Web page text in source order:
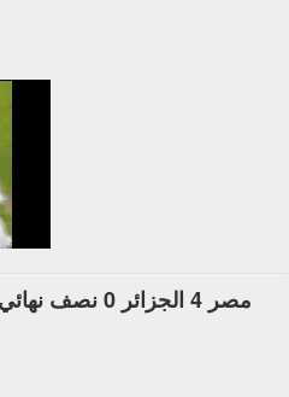
مصر 4 الجزائر 0 نصف نهائي كأس الأمم الأفريقية 2010